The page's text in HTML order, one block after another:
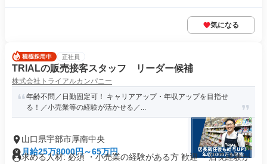
気になる
正社員
TRIALの販売接客スタッフ リーダー候補
株式会社トライアルカンパニー
年齢不問／日勤固定可！ キャリアアップ・年収アップを目指せ
る！／小売業等の経験が活かせる／...
山口県宇部市厚南中央
月給25万8000円～65万円
求める人材: 必須 ・小売業の経験がある方 歓迎 ・店長経験が